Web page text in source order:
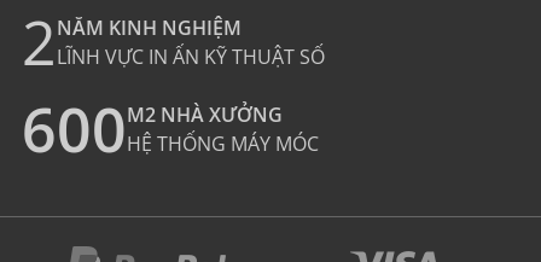
2NĂM KINH NGHIỆM
LĨNH VỰC IN ẤN KỸ THUẬT SỐ
600M2 NHÀ XƯỞNG
HỆ THỐNG MÁY MÓC